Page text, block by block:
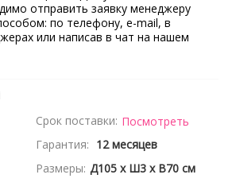
отправить заявку менеджеру
по телефону, e-mail, в
или написав в чат на нашем
Срок поставки: Посмотреть
Гарантия: 12 месяцев
Размеры: Д105 x Ш3 x В70 см